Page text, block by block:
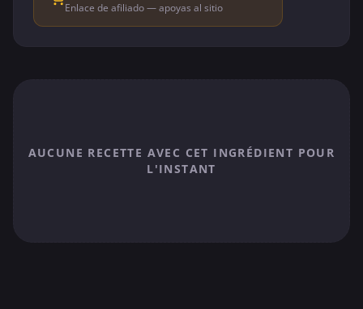
Enlace de afiliado — apoyas al sitio
AUCUNE RECETTE AVEC CET INGRÉDIENT POUR
L'INSTANT